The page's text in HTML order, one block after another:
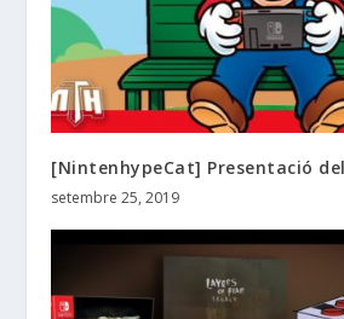
[NintenhypeCat] Presentació del
setembre 25, 2019